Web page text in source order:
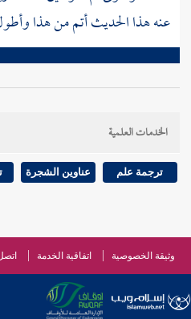
عنه هذا الحديث أتم من هذا
الخدمات العلمية
ترجمة علم عناوين الشجرة
وثيقة الخصوصية اتفاقية الخدمة